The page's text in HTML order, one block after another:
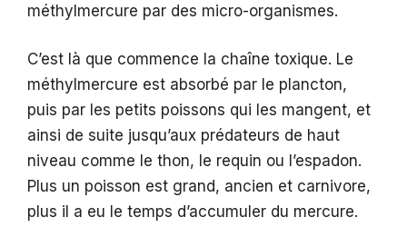
méthylmercure par des micro-organismes.
C’est là que commence la chaîne toxique. Le
méthylmercure est absorbé par le plancton,
puis par les petits poissons qui les mangent, et
ainsi de suite jusqu’aux prédateurs de haut
niveau comme le thon, le requin ou l’espadon.
Plus un poisson est grand, ancien et carnivore,
plus il a eu le temps d’accumuler du mercure.